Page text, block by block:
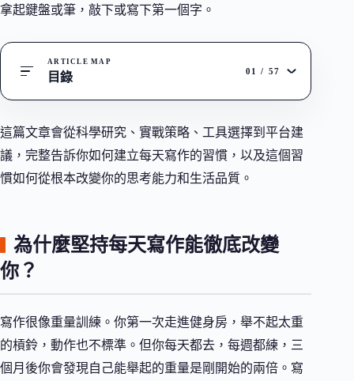
拿起鍵盤或筆，敲下或寫下第一個字。
ARTICLE MAP
目錄 01 / 57
這篇文章會從科學研究、實戰策略、工具選擇到平台建
議，完整告訴你如何建立每天寫作的習慣，以及這個習
慣如何從根本改變你的思考能力和生活品質。
為什麼堅持每天寫作能徹底改變
你？
寫作很像重量訓練。你第一次走進健身房，舉不起太重
的槓鈴，動作也不標準。但你每天都去，每週都練，三
個月後你會發現自己能舉起的重量是剛開始的兩倍。寫